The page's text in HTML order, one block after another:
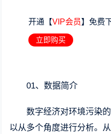
开通【VIP会员】免费
立即购买
01、数据简介
数字经济对环境污染
以从多个角度进行分析。